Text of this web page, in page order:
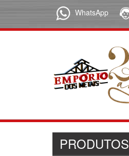
WhatsApp
PRODUTOS